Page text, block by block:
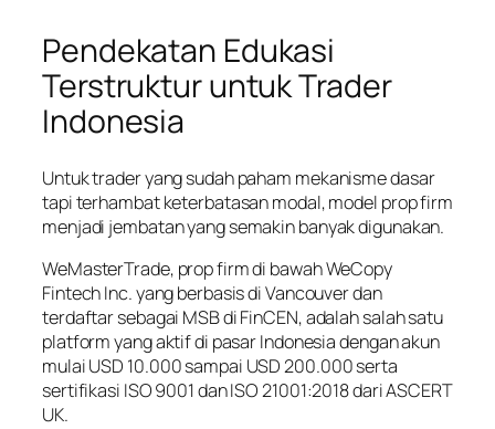
Pendekatan Edukasi
Terstruktur untuk Trader
Indonesia
Untuk trader yang sudah paham mekanisme dasar
tapi terhambat keterbatasan modal, model prop firm
menjadi jembatan yang semakin banyak digunakan.
WeMasterTrade, prop firm di bawah WeCopy
Fintech Inc. yang berbasis di Vancouver dan
terdaftar sebagai MSB di FinCEN, adalah salah satu
platform yang aktif di pasar Indonesia dengan akun
mulai USD 10.000 sampai USD 200.000 serta
sertifikasi ISO 9001 dan ISO 21001:2018 dari ASCERT
UK.